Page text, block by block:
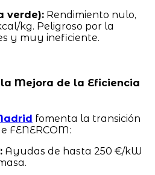
verde):Rendimiento nulo,
kg. Peligroso por la
y muy ineficiente.
Mejora de la Eficiencia
fomenta la transición
FENERCOM:
Ayudas de hasta 250 €/kW